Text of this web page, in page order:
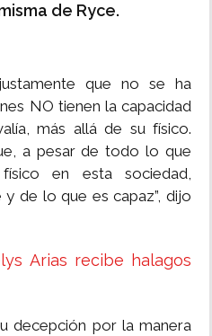
de Ryce.
que no se ha
NO tienen la capacidad
más allá de su físico.
a pesar de todo lo que
en esta sociedad,
de lo que es capaz”, dijo
Arias recibe halagos
decepción por la manera